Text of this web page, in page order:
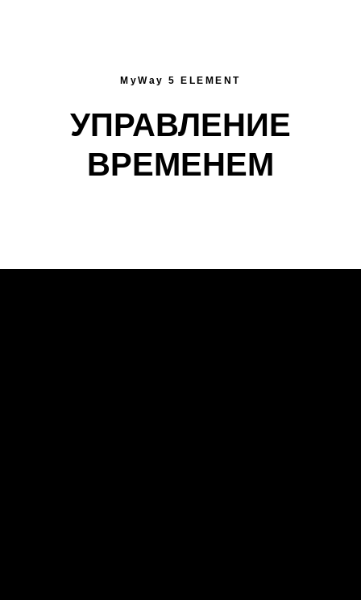
MyWay 5 ELEMENT
УПРАВЛЕНИЕ
ВРЕМЕНЕМ